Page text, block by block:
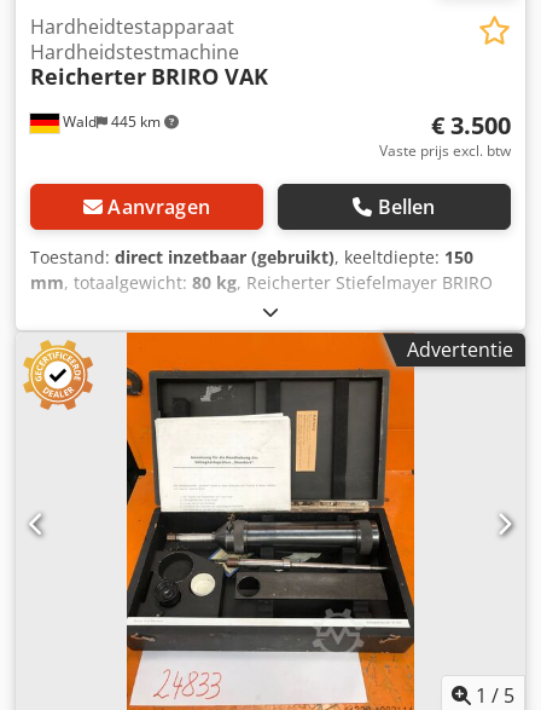
Wald 445 km
Hardheidtestapparaat
Hardheidstestmachine
Reicherter BRIRO VAK
€ 3.500
Vaste prijs excl. btw
Aanvragen Bellen
Toestand: direct inzetbaar (gebruikt), keeltdiepte: 150
mm, totaalgewicht: 80 kg, Reicherter Stiefelmayer BRIRO
VAK hardheidstester, inclusief btw. Fabrikant: Reicherter
Type: BRIRO VAK Overhang: ca. 150 mm Maximale
testhoogte: 250 - 300 mm Gewicht: ca. 80 kg U kunt op
afspraak komen kijken. We kunnen voor u een betaalbaar
transport regelen! U ontvangt een correcte factuur. Voor
buitenlandse klanten kan ook een factuur zonder btw
worden opgesteld. Voorwaarde is een geldig btw-nummer.
Tussentijdse verkoop voorbehouden. Bezoek onze
webshop en bekijk ook onze andere aanbiedingen.
Dedoznh Nyepfx Ah Ajck De vermelde bedrijfsnamen en
handelsmerken zijn eigendom van hun respectievelijke
eigenaren en dienen uitsluitend ter identificatie en
beschrijving van de producten. Afwijkingen in de
technische gegevens en eventuele fouten in de
beschrijving van het artikel kunnen voorkomen en zijn
voorbehouden.
Advertentie
1 / 5